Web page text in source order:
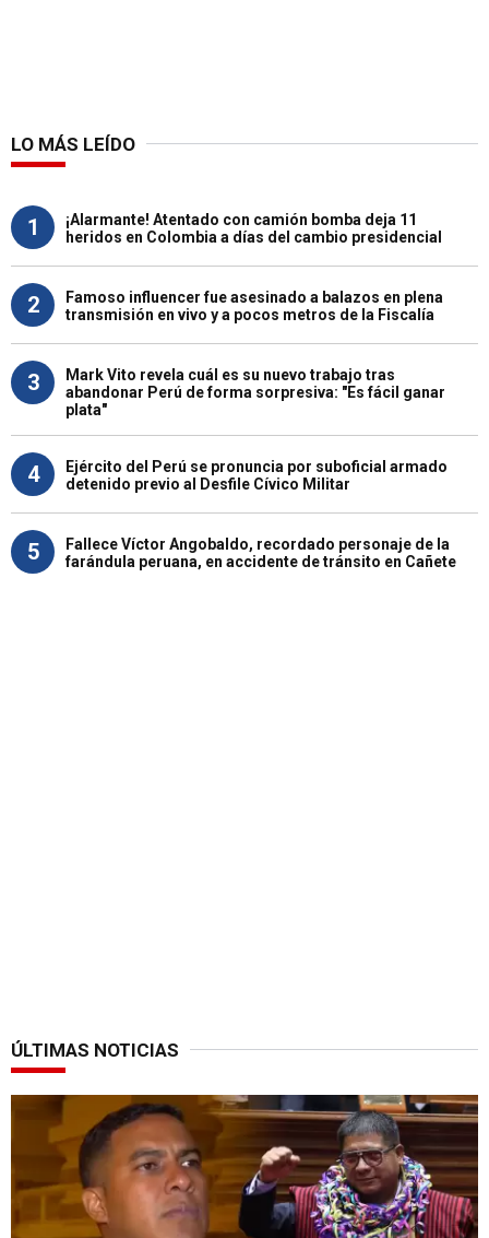
LO MÁS LEÍDO
1
¡Alarmante! Atentado con camión bomba deja 11
heridos en Colombia a días del cambio presidencial
2
Famoso influencer fue asesinado a balazos en plena
transmisión en vivo y a pocos metros de la Fiscalía
3
Mark Vito revela cuál es su nuevo trabajo tras
abandonar Perú de forma sorpresiva: "Es fácil ganar
plata"
4
Ejército del Perú se pronuncia por suboficial armado
detenido previo al Desfile Cívico Militar
5
Fallece Víctor Angobaldo, recordado personaje de la
farándula peruana, en accidente de tránsito en Cañete
ÚLTIMAS NOTICIAS